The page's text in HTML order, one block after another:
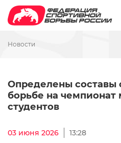
Новости
Определены составы
борьбе на чемпионат
студентов
03 июня 2026
13:28